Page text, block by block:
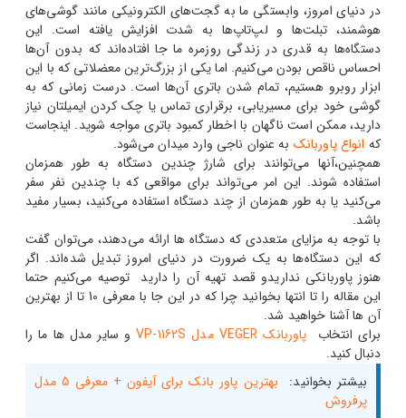
در دنیای امروز، وابستگی ما به گجت‌های الکترونیکی مانند گوشی‌های
هوشمند، تبلت‌ها و لپ‌تاپ‌ها به شدت افزایش یافته است. این
دستگاه‌ها به قدری در زندگی روزمره ما جا افتاده‌اند که بدون آن‌ها
احساس ناقص بودن می‌کنیم. اما یکی از بزرگ‌ترین معضلاتی که با این
ابزار روبرو هستیم، تمام شدن باتری آن‌ها است. درست زمانی که به
گوشی خود برای مسیریابی، برقراری تماس یا چک کردن ایمیلتان نیاز
دارید، ممکن است ناگهان با اخطار کمبود باتری مواجه شوید. اینجاست
که انواع پاوربانک به عنوان ناجی وارد میدان می‌شود.
همچنین،آنها می‌توانند برای شارژ چندین دستگاه به طور همزمان
استفاده شوند. این امر می‌تواند برای مواقعی که با چندین نفر سفر
می‌کنید یا به طور همزمان از چند دستگاه استفاده می‌کنید، بسیار مفید
باشد.
با توجه به مزایای متعددی که دستگاه ها ارائه می‌دهند، می‌توان گفت
که این دستگاه‌ها به یک ضرورت در دنیای امروز تبدیل شده‌اند. اگر
هنوز پاوربانکی نداریدو قصد تهیه آن را دارید توصیه می‌کنیم حتما
این مقاله را تا انتها بخوانید چرا که در این جا با معرفی 10 تا از بهترین
آن ها آشنا خواهید شد.
برای انتخاب پاوربانک VEGER مدل VP-1162S
و سایر مدل ها ما را
دنبال کنید.
بیشتر بخوانید:
بهترین پاور بانک برای آیفون + معرفی 5 مدل
پرفروش